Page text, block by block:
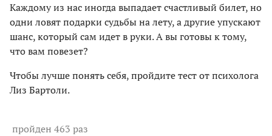
Каждому из нас иногда выпадает счастливый билет, но
одни ловят подарки судьбы на лету, а другие упускают
шанс, который сам идет в руки. А вы готовы к тому,
что вам повезет?
Чтобы лучше понять себя, пройдите тест от психолога
Лиз Бартоли.
пройден 463 раз